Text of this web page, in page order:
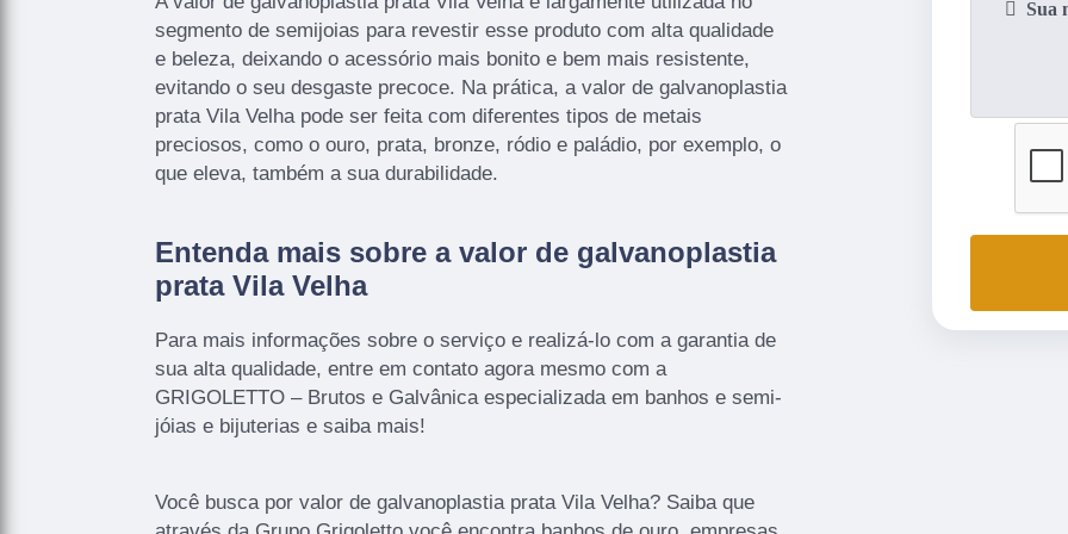
segmento de semijoias para revestir esse produto com alta qualidade
e beleza, deixando o acessório mais bonito e bem mais resistente,
evitando o seu desgaste precoce. Na prática, a valor de galvanoplastia
prata Vila Velha pode ser feita com diferentes tipos de metais
preciosos, como o ouro, prata, bronze, ródio e paládio, por exemplo, o
que eleva, também a sua durabilidade.
Entenda mais sobre a valor de galvanoplastia
prata Vila Velha
Para mais informações sobre o serviço e realizá-lo com a garantia de
sua alta qualidade, entre em contato agora mesmo com a
GRIGOLETTO – Brutos e Galvânica especializada em banhos e semi-
jóias e bijuterias e saiba mais!
Você busca por valor de galvanoplastia prata Vila Velha? Saiba que